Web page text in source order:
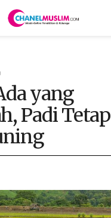
yang
Padi Tetap